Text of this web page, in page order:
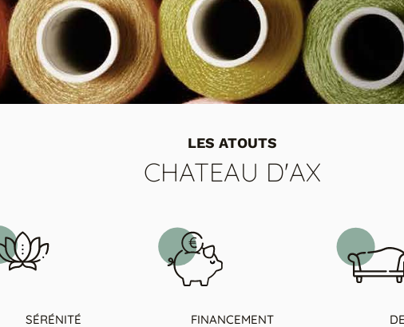
LES ATOUTS
CHATEAU D'AX
SÉRÉNITÉ FINANCEMENT